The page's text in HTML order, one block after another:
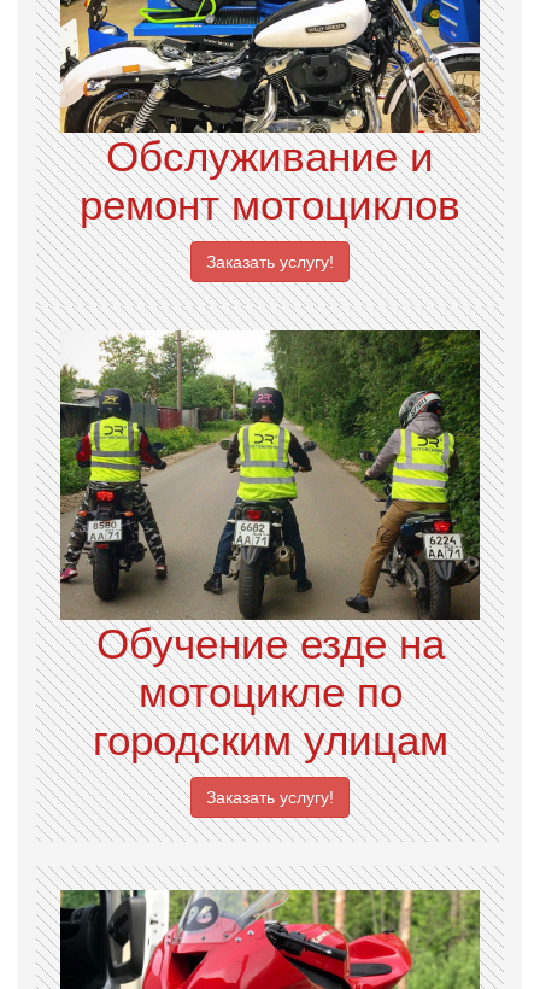
Обслуживание и
ремонт мотоциклов
Заказать услугу!
Обучение езде на
мотоцикле по
городским улицам
Заказать услугу!